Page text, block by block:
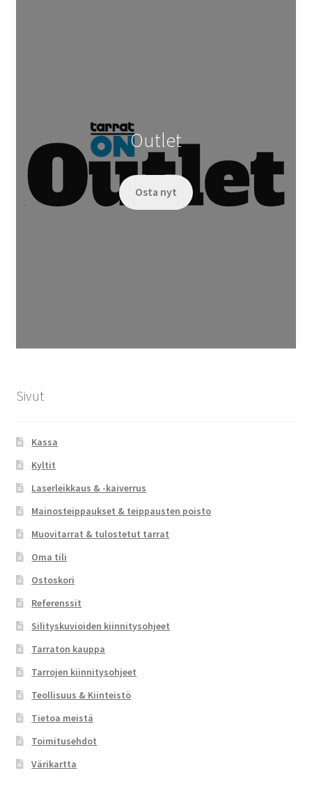
Outlet
Osta nyt
Sivut
Kassa
Kyltit
Laserleikkaus & -kaiverrus
Mainosteippaukset & teippausten poisto
Muovitarrat & tulostetut tarrat
Oma tili
Ostoskori
Referenssit
Silityskuvioiden kiinnitysohjeet
Tarraton kauppa
Tarrojen kiinnitysohjeet
Teollisuus & Kiinteistö
Tietoa meistä
Toimitusehdot
Värikartta